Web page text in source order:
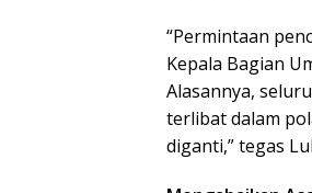
“Permintaan
Kepala Bagian
Alasannya,
terlibat dalam
diganti,” tegas